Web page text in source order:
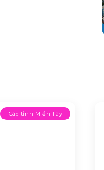
Các tỉnh Miền Tây